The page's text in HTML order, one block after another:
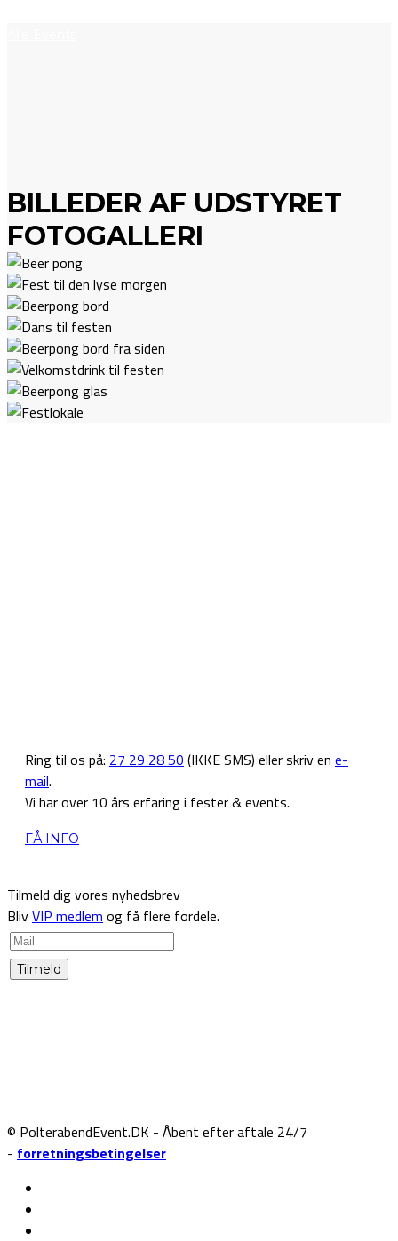
BILLEDER AF UDSTYRET
FOTOGALLERI
Ring til os på: 27 29 28 50 (IKKE SMS) eller skriv en e-
mail.
Vi har over 10 års erfaring i fester & events.
FÅ INFO
Tilmeld dig vores nyhedsbrev
BlivVIP medlem og få flere fordele.
© PolterabendEvent.DK - Åbent efter aftale 24/7
- forretningsbetingelser